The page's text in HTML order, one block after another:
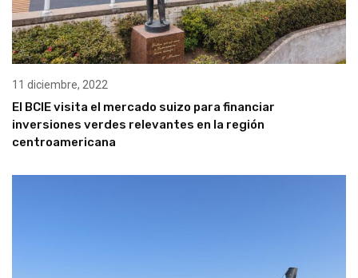
11 diciembre, 2022
El BCIE visita el mercado suizo para financiar
inversiones verdes relevantes en la región
centroamericana